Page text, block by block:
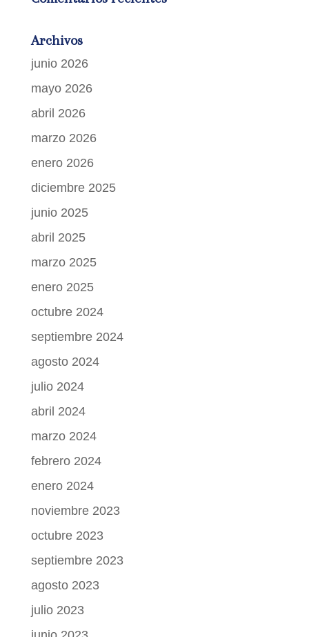
Archivos
junio 2026
mayo 2026
abril 2026
marzo 2026
enero 2026
diciembre 2025
junio 2025
abril 2025
marzo 2025
enero 2025
octubre 2024
septiembre 2024
agosto 2024
julio 2024
abril 2024
marzo 2024
febrero 2024
enero 2024
noviembre 2023
octubre 2023
septiembre 2023
agosto 2023
julio 2023